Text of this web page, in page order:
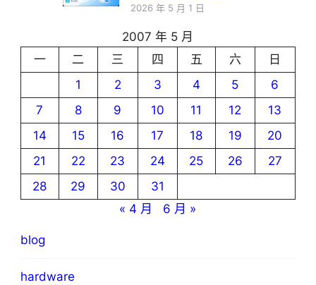
2026 年 5 月 1 日
2007 年 5 月
一
二 三 四 五 六
日
1
2 3 4 5
6
7
8 9 10 11 12
13
14
15 16 17 18 19
20
21
22 23 24 25 26
27
28
29 30
31
« 4 月
6 月 »
blog
hardware